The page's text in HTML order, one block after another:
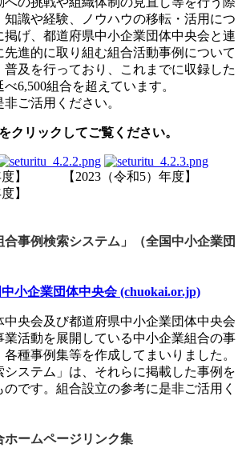
識や経験、ノウハウの移転・活用につ
掲げ、都道府県中小企業団体中央会と連
進的に取り組む組合活動事例について
及を行っており、これまでに収録した
6,500組合を超えています。
ご活用ください。
クリックしてご覧ください。
年度】 【2023（令和5）年度】
】
事例検索システム」（全国中小企業団
小企業団体中央会 (chuokai.or.jp)
央会及び都道府県中小企業団体中央会
業活動を展開している中小企業組合の事
種事例集等を作成してまいりました。
システム」は、それらに掲載した事例を
です。組合設立の参考に是非ご活用く
ホームページリンク集